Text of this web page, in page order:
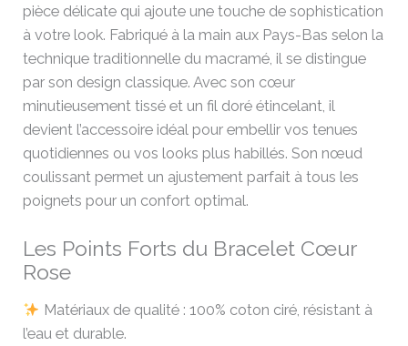
pièce délicate qui ajoute une touche de sophistication
à votre look. Fabriqué à la main aux Pays-Bas selon la
technique traditionnelle du macramé, il se distingue
par son design classique. Avec son cœur
minutieusement tissé et un fil doré étincelant, il
devient l’accessoire idéal pour embellir vos tenues
quotidiennes ou vos looks plus habillés. Son nœud
coulissant permet un ajustement parfait à tous les
poignets pour un confort optimal.
Les Points Forts du Bracelet Cœur
Rose
Matériaux de qualité : 100% coton ciré, résistant à
l’eau et durable.